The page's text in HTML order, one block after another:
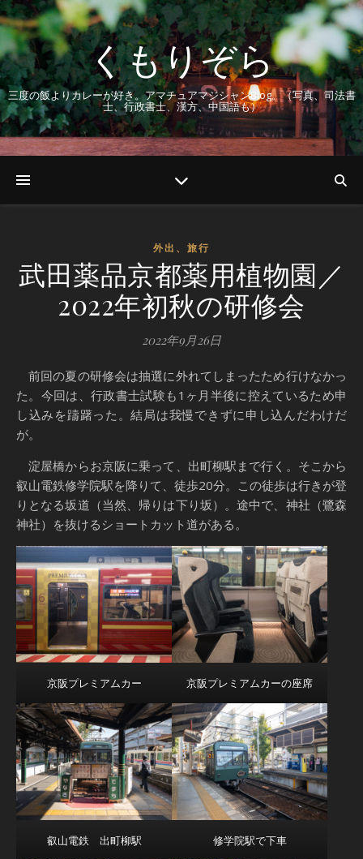
くもりぞら
三度の飯よりカレーが好き。アマチュアマジシャンBlog。（写真、司法書
士、行政書士、漢方、中国語も）
外出、旅行
武田薬品京都薬用植物園／
2022年初秋の研修会
2022年9月26日
前回の夏の研修会は抽選に外れてしまったため行けなかっ
た。今回は、行政書士試験も1ヶ月半後に控えているため申
し込みを躊躇った。結局は我慢できずに申し込んだわけだ
が。
淀屋橋からお京阪に乗って、出町柳駅まで行く。そこから
叡山電鉄修学院駅を降りて、徒歩20分。この徒歩は行きが登
りとなる坂道（当然、帰りは下り坂）。途中で、神社（鷺森
神社）を抜けるショートカット道がある。
京阪プレミアムカー 京阪プレミアムカーの座席
叡山電鉄 出町柳駅 修学院駅で下車